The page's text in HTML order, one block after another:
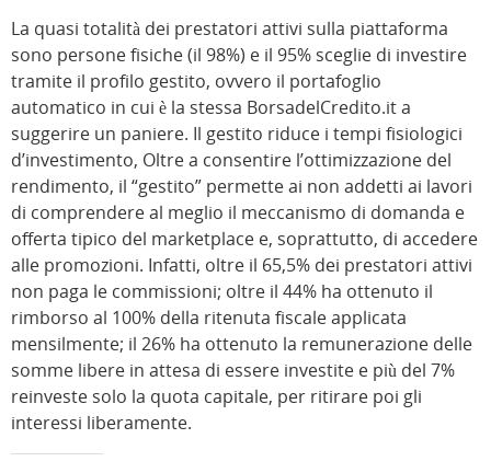
La quasi totalità dei prestatori attivi sulla piattaforma
sono persone fisiche (il 98%) e il 95% sceglie di investire
tramite il profilo gestito, ovvero il portafoglio
automatico in cui è la stessa BorsadelCredito.it a
suggerire un paniere. Il gestito riduce i tempi fisiologici
d’investimento, Oltre a consentire l’ottimizzazione del
rendimento, il “gestito” permette ai non addetti ai lavori
di comprendere al meglio il meccanismo di domanda e
offerta tipico del marketplace e, soprattutto, di accedere
alle promozioni. Infatti, oltre il 65,5% dei prestatori attivi
non paga le commissioni; oltre il 44% ha ottenuto il
rimborso al 100% della ritenuta fiscale applicata
mensilmente; il 26% ha ottenuto la remunerazione delle
somme libere in attesa di essere investite e più del 7%
reinveste solo la quota capitale, per ritirare poi gli
interessi liberamente.